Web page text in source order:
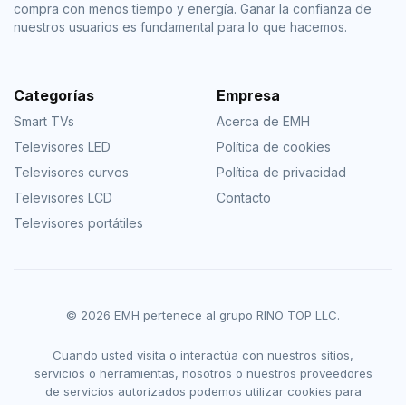
compra con menos tiempo y energía. Ganar la confianza de
nuestros usuarios es fundamental para lo que hacemos.
Categorías
Smart TVs
Televisores LED
Televisores curvos
Televisores LCD
Televisores portátiles
Empresa
Acerca de EMH
Política de cookies
Política de privacidad
Contacto
© 2026 EMH pertenece al grupo RINO TOP LLC.
Cuando usted visita o interactúa con nuestros sitios,
servicios o herramientas, nosotros o nuestros proveedores
de servicios autorizados podemos utilizar cookies para